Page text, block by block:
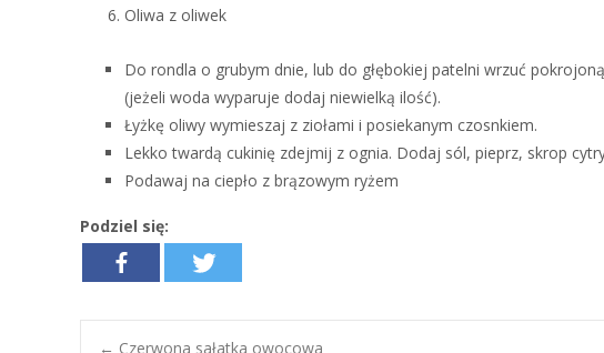
Oliwa z oliwek
Do rondla o grubym dnie, lub do głębokiej patelni wrzuć
(jeżeli woda wyparuje dodaj niewielką ilość).
Łyżkę oliwy wymieszaj z ziołami i posiekanym czosnkiem.
Lekko twardą cukinię zdejmij z ognia. Dodaj sól, pieprz, skrop
Podawaj na ciepło z brązowym ryżem
Podziel się:
← Czerwona sałatka owocowa